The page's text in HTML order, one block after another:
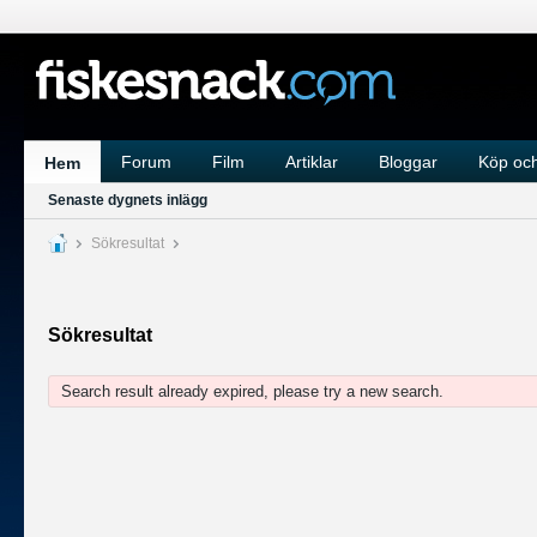
Hem Forum Film Artiklar Bloggar Köp
Senaste dygnets inlägg
Sökresultat
Sökresultat
Search result already expired, please try a new search.